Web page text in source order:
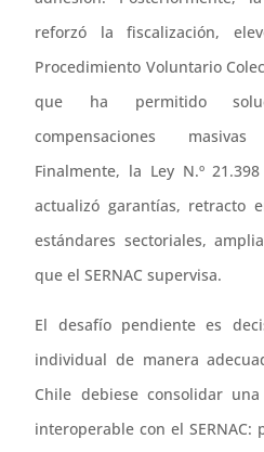
reforzó la fiscalización,
Procedimiento Voluntario
que ha permitido
compensaciones
Finalmente, la Ley N.º 21.398
actualizó garantías, retracto
estándares sectoriales,
que el SERNAC supervisa.
El desafío pendiente es
individual de manera
Chile debiese consolidar una
interoperable con el